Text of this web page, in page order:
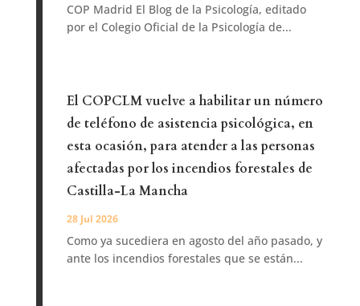
COP Madrid El Blog de la Psicología, editado
por el Colegio Oficial de la Psicología de...
El COPCLM vuelve a habilitar un número
de teléfono de asistencia psicológica, en
esta ocasión, para atender a las personas
afectadas por los incendios forestales de
Castilla-La Mancha
28 Jul 2026
Como ya sucediera en agosto del año pasado, y
ante los incendios forestales que se están...